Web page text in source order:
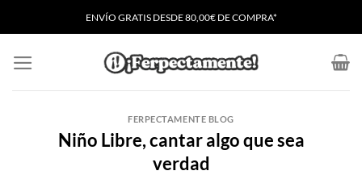
ENVÍO GRATIS DESDE 80,00€ DE COMPRA*
FERPECTAMENTE BLOG
Niño Libre, cantar algo que sea
verdad